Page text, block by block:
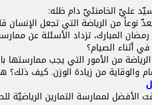
عليّ الخامنئيّ دام ظله:
نوعاً من الرياضة التي تجعل الإنسان
المبارك، تزداد الأسئلة عن
في أثناء الصيام؟
من الأمور التي يجب
والوقاية من زيادة الوزن. كيف
الأفضل لممارسة التمارين